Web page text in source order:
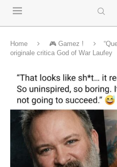
Home 🎮 Gamez !
originale critica God of War Laufey